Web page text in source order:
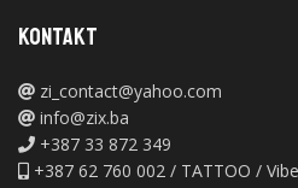
KONTAKT
zi_contact@yahoo.com
info@zix.ba
+387 33 872 349
+387 62 760 002 / TATTOO /